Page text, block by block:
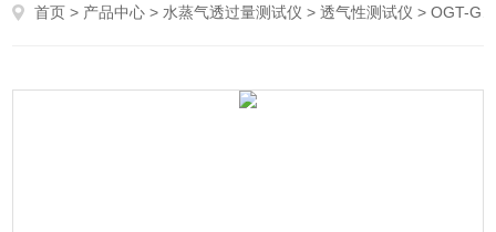
首页 > 产品中心 > 水蒸气透过量测试仪 >透气性测试仪 > OGT-G1质子交换膜燃料电池炭纸透气率测定仪